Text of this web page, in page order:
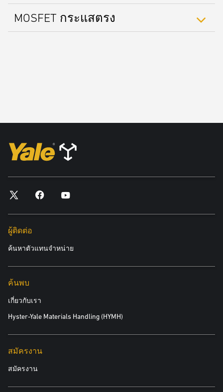
MOSFET กระแสตรง
ผู้ติดต่อ
ค้นหาตัวแทนจำหน่าย
ค้นพบ
เกี่ยวกับเรา
Hyster-Yale Materials Handling (HYMH)
สมัครงาน
สมัครงาน